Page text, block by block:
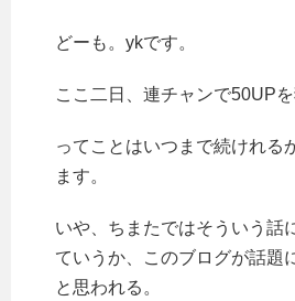
どーも。ykです。
ここ二日、連チャンで50UPを
ってことはいつまで続けれる
ます。
いや、ちまたではそういう話
ていうか、このブログが話題
と思われる。